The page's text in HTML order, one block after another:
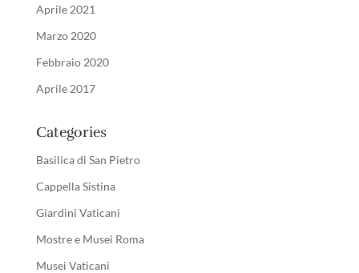
Aprile 2021
Marzo 2020
Febbraio 2020
Aprile 2017
Categories
Basilica di San Pietro
Cappella Sistina
Giardini Vaticani
Mostre e Musei Roma
Musei Vaticani